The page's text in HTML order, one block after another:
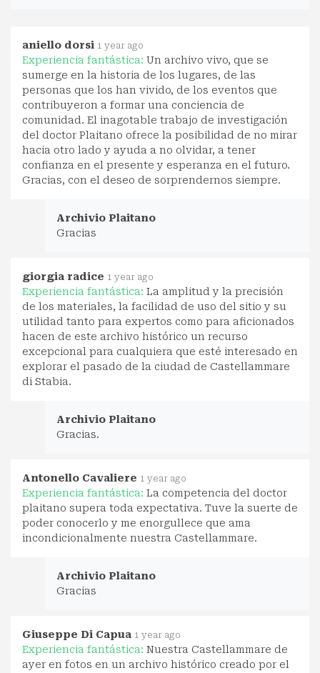
aniello dorsi 1 year ago
Experiencia fantástica: Un archivo vivo, que se
sumerge en la historia de los lugares, de las
personas que los han vivido, de los eventos que
contribuyeron a formar una conciencia de
comunidad. El inagotable trabajo de investigación
del doctor Plaitano ofrece la posibilidad de no mirar
hacia otro lado y ayuda a no olvidar, a tener
confianza en el presente y esperanza en el futuro.
Gracias, con el deseo de sorprendernos siempre.
Archivio Plaitano
Gracias
giorgia radice 1 year ago
Experiencia fantástica: La amplitud y la precisión
de los materiales, la facilidad de uso del sitio y su
utilidad tanto para expertos como para aficionados
hacen de este archivo histórico un recurso
excepcional para cualquiera que esté interesado en
explorar el pasado de la ciudad de Castellammare
di Stabia.
Archivio Plaitano
Gracias.
Antonello Cavaliere 1 year ago
Experiencia fantástica: La competencia del doctor
plaitano supera toda expectativa. Tuve la suerte de
poder conocerlo y me enorgullece que ama
incondicionalmente nuestra Castellammare.
Archivio Plaitano
Gracias
Giuseppe Di Capua 1 year ago
Experiencia fantástica: Nuestra Castellammare de
ayer en fotos en un archivo histórico creado por el